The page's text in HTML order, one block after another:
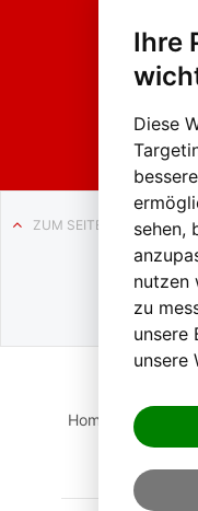
Ihre
Diese
sehen,
nutzen
zu
unsere
unsere
ZUM SEITENANFANG
Home Suche